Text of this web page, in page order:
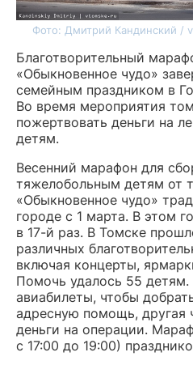
Фото: Дмитрий Кандинский /
Благотворительный
«Обыкновенное чудо»
семейным праздником в
Во время мероприятия
пожертвовать деньги на
детям.
Весенний марафон для
тяжелобольным детям от
«Обыкновенное чудо»
городе с 1 марта. В этом
в 17-й раз. В Томске
различных
включая концерты,
Помочь удалось 55 детям.
авиабилеты, чтобы
адресную помощь, другая
деньги на операции.
с 17:00 до 19:00)